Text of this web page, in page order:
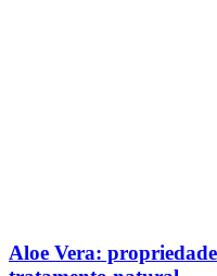
Aloe Vera: